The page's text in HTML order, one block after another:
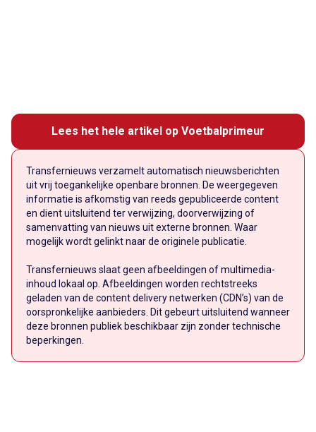
Lees het hele artikel op Voetbalprimeur
Transfernieuws verzamelt automatisch nieuwsberichten
uit vrij toegankelijke openbare bronnen. De weergegeven
informatie is afkomstig van reeds gepubliceerde content
en dient uitsluitend ter verwijzing, doorverwijzing of
samenvatting van nieuws uit externe bronnen. Waar
mogelijk wordt gelinkt naar de originele publicatie.
Transfernieuws slaat geen afbeeldingen of multimedia-
inhoud lokaal op. Afbeeldingen worden rechtstreeks
geladen van de content delivery netwerken (CDN’s) van de
oorspronkelijke aanbieders. Dit gebeurt uitsluitend wanneer
deze bronnen publiek beschikbaar zijn zonder technische
beperkingen.